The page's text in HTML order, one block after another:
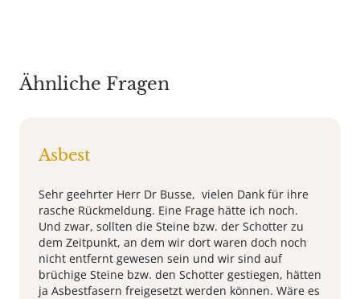
Ähnliche Fragen
Asbest
Sehr geehrter Herr Dr Busse, vielen Dank für ihre
rasche Rückmeldung. Eine Frage hätte ich noch.
Und zwar, sollten die Steine bzw. der Schotter zu
dem Zeitpunkt, an dem wir dort waren doch noch
nicht entfernt gewesen sein und wir sind auf
brüchige Steine bzw. den Schotter gestiegen, hätten
ja Asbestfasern freigesetzt werden können. Wäre es